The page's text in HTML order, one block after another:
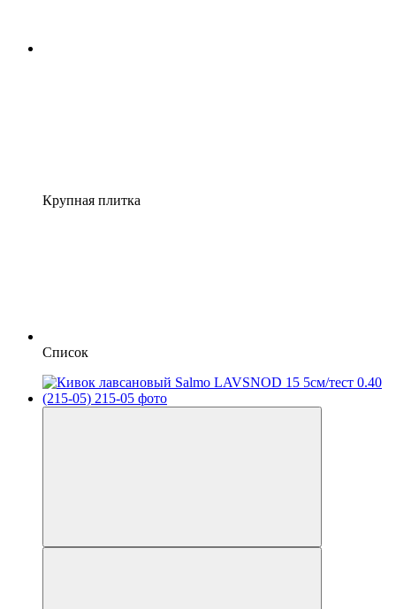
Крупная плитка
Список